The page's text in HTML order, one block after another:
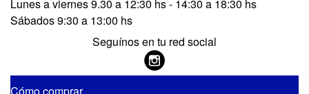
Lunes a viernes 9.30 a 12:30 hs - 14:30 a 18:30 hs
Sábados 9:30 a 13:00 hs
Seguínos en tu red social